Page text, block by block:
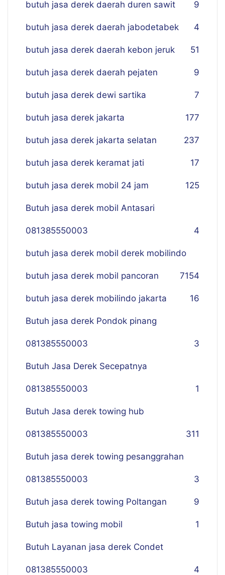
butuh jasa derek daerah duren sawit 9
butuh jasa derek daerah jabodetabek 4
butuh jasa derek daerah kebon jeruk 51
butuh jasa derek daerah pejaten 9
butuh jasa derek dewi sartika 7
butuh jasa derek jakarta 177
butuh jasa derek jakarta selatan 237
butuh jasa derek keramat jati 17
butuh jasa derek mobil 24 jam 125
Butuh jasa derek mobil Antasari
081385550003 4
butuh jasa derek mobil derek mobilindo
154
butuh jasa derek mobil pancoran 7
butuh jasa derek mobilindo jakarta 16
Butuh jasa derek Pondok pinang
081385550003 3
Butuh Jasa Derek Secepatnya
081385550003 1
Butuh Jasa derek towing hub
081385550003 311
Butuh jasa derek towing pesanggrahan
081385550003 3
Butuh jasa derek towing Poltangan 9
Butuh jasa towing mobil 1
Butuh Layanan jasa derek Condet
081385550003 4